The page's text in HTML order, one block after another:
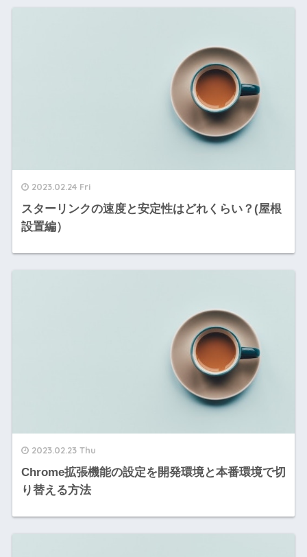
2023.02.24 Fri
スターリンクの速度と安定性はどれくらい？(屋根
設置編）
2023.02.23 Thu
Chrome拡張機能の設定を開発環境と本番環境で切
り替える方法